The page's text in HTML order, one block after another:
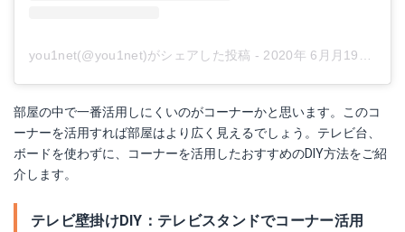
壁美人 TI200 TVSKBTI200MB
Yahoo!ショッピングで見る
you1net(@you1net)がシェアした投稿 - 2020年 6月月19日午前1時58分PDT
部屋の中で一番活用しにくいのがコーナーかと思います。このコ
ーナーを活用すれば部屋はより広く見えるでしょう。テレビ台、
ボードを使わずに、コーナーを活用したおすすめのDIY方法をご紹
介します。
テレビ壁掛けDIY：テレビスタンドでコーナー活用